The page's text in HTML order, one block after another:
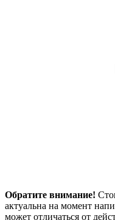
Обратите внимание!
актуальна на момент
может отличаться от